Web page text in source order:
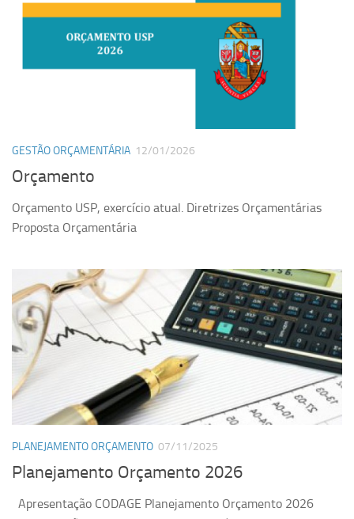
GESTÃO ORÇAMENTÁRIA 12/01/2026
Orçamento
Orçamento USP, exercício atual. Diretrizes Orçamentárias
Proposta Orçamentária
PLANEJAMENTO ORÇAMENTO 07/11/2025
Planejamento Orçamento 2026
Apresentação CODAGE Planejamento Orçamento 2026